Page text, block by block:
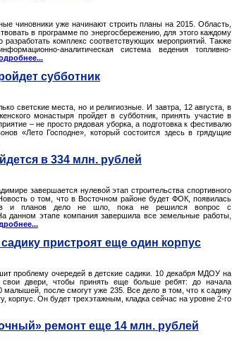
чиновники уже начинают строить планы на 2015. Область,
в программе по энергосбережению, для этого каждому
комплекс соответствующих мероприятий. Также
аналитическая система ведения топливно-
субботник
светские места, но и религиозные. И завтра, 12 августа, в
монастыря пройдет в субботник, принять участие в
– не просто рядовая уборка, а подготовка к фестивалю
«Лето Господне», который состоится здесь в грядущие
в 334 млн. рублей
завершается нулевой этап строительства спортивного
о том, что в Восточном районе будет ФОК, появилась
и планов дело не шло, пока не решился вопрос с
данном этапе компания завершила все земельные работы,
пристроят еще один корпус
проблему очередей в детские садики. 10 декабря МДОУ на
свои двери, чтобы принять еще больше ребят: до начала
малышей, после смогут уже 235. Все дело в том, что к садику
корпус. Он будет трехэтажным, кладка сейчас на уровне 2-го
ремонт еще 14 млн. рублей